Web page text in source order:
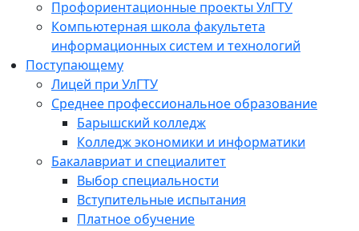
Профориентационные проекты УлГТУ
Компьютерная школа факультета
информационных систем и технологий
Поступающему
Лицей при УлГТУ
Среднее профессиональное образование
Барышский колледж
Колледж экономики и информатики
Бакалавриат и специалитет
Выбор специальности
Вступительные испытания
Платное обучение